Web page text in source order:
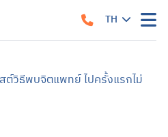
TH
ต์วิธีพบจิตแพทย์ ไปครั้งแรกไม่